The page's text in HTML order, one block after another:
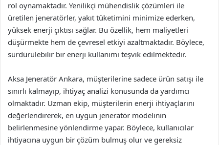
rol oynamaktadır. Yenilikçi mühendislik çözümleri ile
üretilen jeneratörler, yakıt tüketimini minimize ederken,
yüksek enerji çıktısı sağlar. Bu özellik, hem maliyetleri
düşürmekte hem de çevresel etkiyi azaltmaktadır. Böylece,
sürdürülebilir bir enerji kullanımı teşvik edilmektedir.
Aksa Jeneratör Ankara, müşterilerine sadece ürün satışı ile
sınırlı kalmayıp, ihtiyaç analizi konusunda da yardımcı
olmaktadır. Uzman ekip, müşterilerin enerji ihtiyaçlarını
değerlendirerek, en uygun jeneratör modelinin
belirlenmesine yönlendirme yapar. Böylece, kullanıcılar
ihtiyacına uygun bir çözüm bulmuş olur ve gereksiz